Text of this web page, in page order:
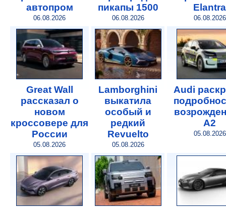
автопром
06.08.2026
пикапы 1500
06.08.2026
Elantra
06.08.2026
Great Wall
рассказал о
новом
кроссовере для
России
05.08.2026
Lamborghini
выкатила
особый и
редкий
Revuelto
05.08.2026
Audi
A2
05.08.2026